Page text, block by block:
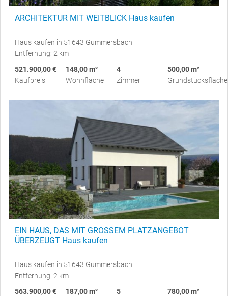
ARCHITEKTUR MIT WEITBLICK Haus kaufen
Haus kaufen in 51643 Gummersbach
Entfernung: 2 km
521.900,00 €
Kaufpreis
148,00 m²
Wohnfläche
4
Zimmer
500,00 m²
Grundstücksfläche
EIN HAUS, DAS MIT GROSSEM PLATZANGEBOT
ÜBERZEUGT Haus kaufen
Haus kaufen in 51643 Gummersbach
Entfernung: 2 km
563.900,00 €
187,00 m²
5
780,00 m²